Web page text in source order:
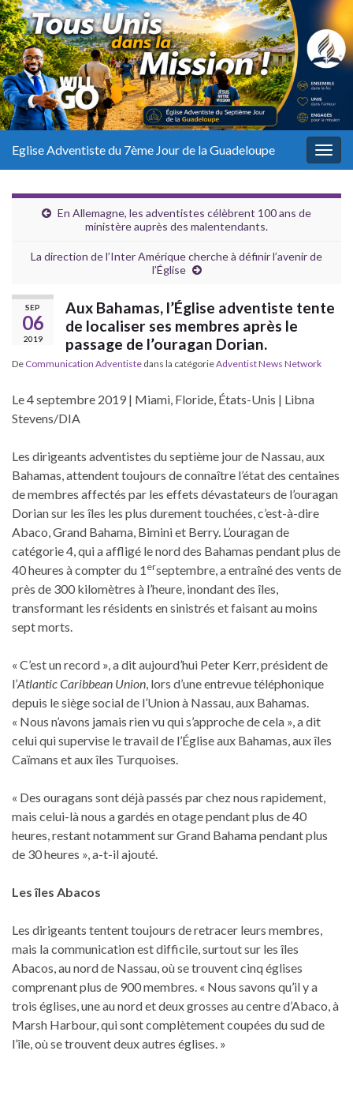
Eglise Adventiste du 7ème Jour de la Guadeloupe
En Allemagne, les adventistes célèbrent 100 ans de
ministère auprès des malentendants.
La direction de l’Inter Amérique cherche à définir l’avenir de
l’Église
SEP
06
2019
Aux Bahamas, l’Église adventiste tente
de localiser ses membres après le
passage de l’ouragan Dorian.
De Communication Adventiste dans la catégorieAdventist News Network
Le 4 septembre 2019 | Miami, Floride, États-Unis | Libna
Stevens/DIA
Les dirigeants adventistes du septième jour de Nassau, aux
Bahamas, attendent toujours de connaître l’état des centaines
de membres affectés par les effets dévastateurs de l’ouragan
Dorian sur les îles les plus durement touchées, c’est-à-dire
Abaco, Grand Bahama, Bimini et Berry. L’ouragan de
catégorie 4, qui a affligé le nord des Bahamas pendant plus de
40 heures à compter du 1 erseptembre, a entraîné des vents de
près de 300 kilomètres à l’heure, inondant des îles,
transformant les résidents en sinistrés et faisant au moins
sept morts.
« C’est un record », a dit aujourd’hui Peter Kerr, président de
l’Atlantic Caribbean Union, lors d’une entrevue téléphonique
depuis le siège social de l’Union à Nassau, aux Bahamas.
« Nous n’avons jamais rien vu qui s’approche de cela », a dit
celui qui supervise le travail de l’Église aux Bahamas, aux îles
Caïmans et aux îles Turquoises.
« Des ouragans sont déjà passés par chez nous rapidement,
mais celui-là nous a gardés en otage pendant plus de 40
heures, restant notamment sur Grand Bahama pendant plus
de 30 heures », a-t-il ajouté.
Les îles Abacos
Les dirigeants tentent toujours de retracer leurs membres,
mais la communication est difficile, surtout sur les îles
Abacos, au nord de Nassau, où se trouvent cinq églises
comprenant plus de 900 membres. « Nous savons qu’il y a
trois églises, une au nord et deux grosses au centre d’Abaco, à
Marsh Harbour, qui sont complètement coupées du sud de
l’île, où se trouvent deux autres églises. »